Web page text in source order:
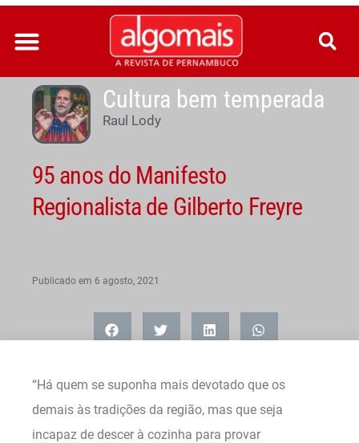
Ir
para
conteúdo
Cultura bem temperada
Raul Lody
95 anos do Manifesto
Regionalista de Gilberto Freyre
Publicado em 6 agosto, 2021
“Há quem se suponha mais devotado que os
demais às tradições da região, mas que seja
incapaz de descer à cozinha para provar